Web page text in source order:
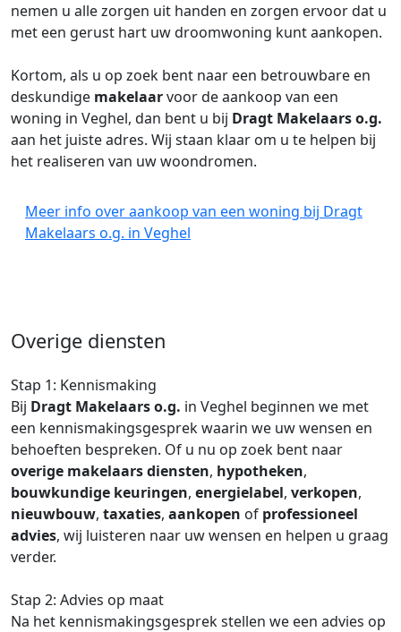
nemen u alle zorgen uit handen en zorgen ervoor dat u
met een gerust hart uw droomwoning kunt aankopen.
Kortom, als u op zoek bent naar een betrouwbare en
deskundige makelaarvoor de aankoop van een
woning in Veghel, dan bent u bij Dragt Makelaars o.g.
aan het juiste adres. Wij staan klaar om u te helpen bij
het realiseren van uw woondromen.
Meer info over aankoop van een woning bij Dragt
Makelaars o.g. in Veghel
Overige diensten
Stap 1: Kennismaking
Bij Dragt Makelaars o.g. in Veghel beginnen we met
een kennismakingsgesprek waarin we uw wensen en
behoeften bespreken. Of u nu op zoek bent naar
overige makelaars diensten, hypotheken,
bouwkundige keuringen, energielabel, verkopen,
nieuwbouw, taxaties, aankopen of professioneel
advies, wij luisteren naar uw wensen en helpen u graag
verder.
Stap 2: Advies op maat
Na het kennismakingsgesprek stellen we een advies op